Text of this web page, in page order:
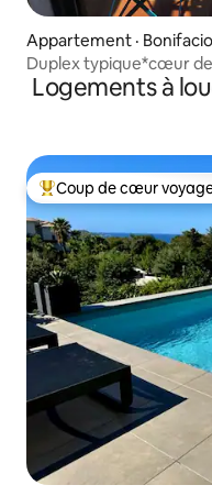
Appartement · Bonifacio
Duplex typique*cœur
Logements à
Coup de cœur
Coup de cœur